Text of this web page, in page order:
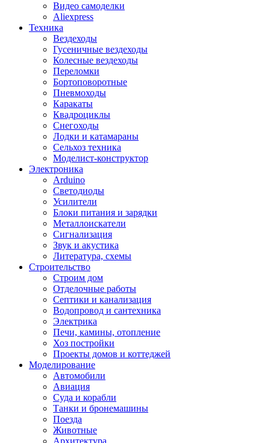
Видео самоделки
Aliexpress
Техника
Вездеходы
Гусеничные вездеходы
Колесные вездеходы
Переломки
Бортоповоротные
Пневмоходы
Каракаты
Квадроциклы
Снегоходы
Лодки и катамараны
Сельхоз техника
Моделист-конструктор
Электроника
Arduino
Светодиоды
Усилители
Блоки питания и зарядки
Металлоискатели
Сигнализация
Звук и акустика
Литература, схемы
Строительство
Строим дом
Отделочные работы
Септики и канализация
Водопровод и сантехника
Электрика
Печи, камины, отопление
Хоз постройки
Проекты домов и коттеджей
Моделирование
Автомобили
Авиация
Суда и корабли
Танки и бронемашины
Поезда
Животные
Архитектура